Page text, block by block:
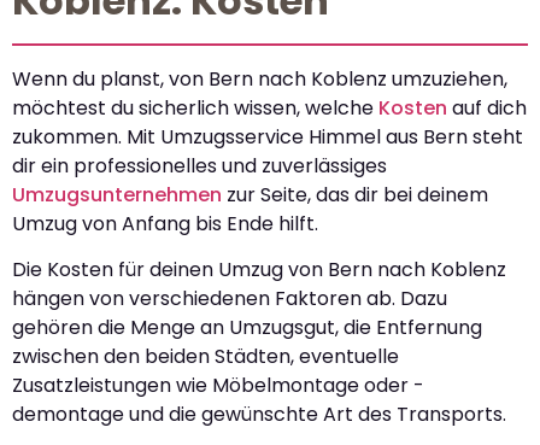
Wenn du planst, von Bern nach Koblenz umzuziehen,
möchtest du sicherlich wissen, welche Kosten auf dich
zukommen. Mit Umzugsservice Himmel aus Bern steht
dir ein professionelles und zuverlässiges
Umzugsunternehmen zur Seite, das dir bei deinem
Umzug von Anfang bis Ende hilft.
Die Kosten für deinen Umzug von Bern nach Koblenz
hängen von verschiedenen Faktoren ab. Dazu
gehören die Menge an Umzugsgut, die Entfernung
zwischen den beiden Städten, eventuelle
Zusatzleistungen wie Möbelmontage oder -
demontage und die gewünschte Art des Transports.